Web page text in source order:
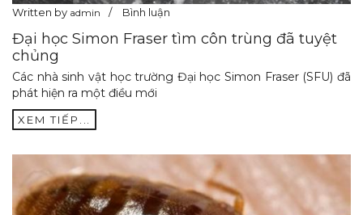
Written by admin Bình luận
Đại học Simon Fraser tìm côn trùng đã tuyệt
chủng
Các nhà sinh vật học trường Đại học Simon Fraser (SFU) đã
phát hiện ra một điều mới
XEM TIẾP...